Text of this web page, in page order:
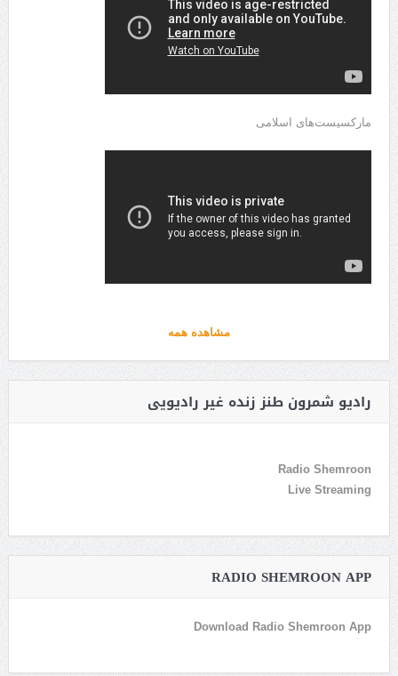
مارکسیست‌های اسلامی
مشاهده همه
رادیو شمرون طنز زنده غیر رادیویی
Radio Shemroon
Live Streaming
RADIO SHEMROON APP
Download Radio Shemroon App